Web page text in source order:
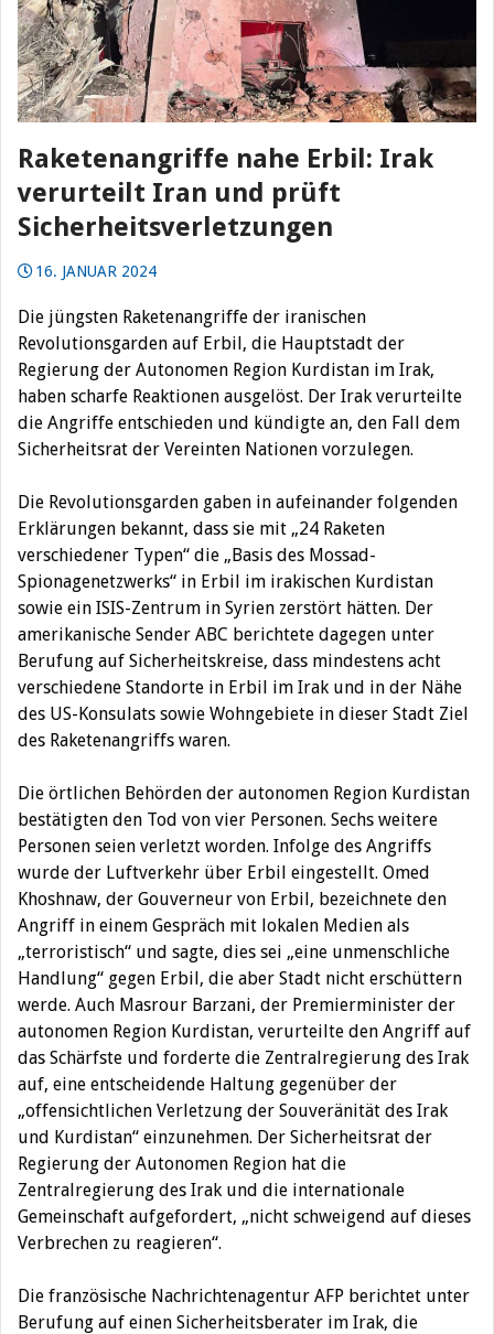
Raketenangriffe nahe Erbil: Irak
verurteilt Iran und prüft
Sicherheitsverletzungen
16. JANUAR 2024
Die jüngsten Raketenangriffe der iranischen
Revolutionsgarden auf Erbil, die Hauptstadt der
Regierung der Autonomen Region Kurdistan im Irak,
haben scharfe Reaktionen ausgelöst. Der Irak verurteilte
die Angriffe entschieden und kündigte an, den Fall dem
Sicherheitsrat der Vereinten Nationen vorzulegen.
Die Revolutionsgarden gaben in aufeinander folgenden
Erklärungen bekannt, dass sie mit „24 Raketen
verschiedener Typen“ die „Basis des Mossad-
Spionagenetzwerks“ in Erbil im irakischen Kurdistan
sowie ein ISIS-Zentrum in Syrien zerstört hätten. Der
amerikanische Sender ABC berichtete dagegen unter
Berufung auf Sicherheitskreise, dass mindestens acht
verschiedene Standorte in Erbil im Irak und in der Nähe
des US-Konsulats sowie Wohngebiete in dieser Stadt Ziel
des Raketenangriffs waren.
Die örtlichen Behörden der autonomen Region Kurdistan
bestätigten den Tod von vier Personen. Sechs weitere
Personen seien verletzt worden. Infolge des Angriffs
wurde der Luftverkehr über Erbil eingestellt. Omed
Khoshnaw, der Gouverneur von Erbil, bezeichnete den
Angriff in einem Gespräch mit lokalen Medien als
„terroristisch“ und sagte, dies sei „eine unmenschliche
Handlung“ gegen Erbil, die aber Stadt nicht erschüttern
werde. Auch Masrour Barzani, der Premierminister der
autonomen Region Kurdistan, verurteilte den Angriff auf
das Schärfste und forderte die Zentralregierung des Irak
auf, eine entscheidende Haltung gegenüber der
„offensichtlichen Verletzung der Souveränität des Irak
und Kurdistan“ einzunehmen. Der Sicherheitsrat der
Regierung der Autonomen Region hat die
Zentralregierung des Irak und die internationale
Gemeinschaft aufgefordert, „nicht schweigend auf dieses
Verbrechen zu reagieren“.
Die französische Nachrichtenagentur AFP berichtet unter
Berufung auf einen Sicherheitsberater im Irak, die